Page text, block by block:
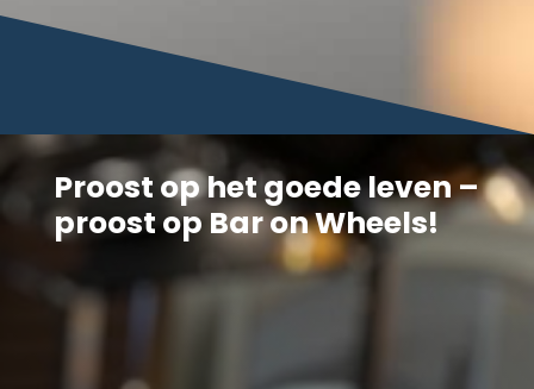
Proost op het goede leven –
proost op Bar on Wheels!